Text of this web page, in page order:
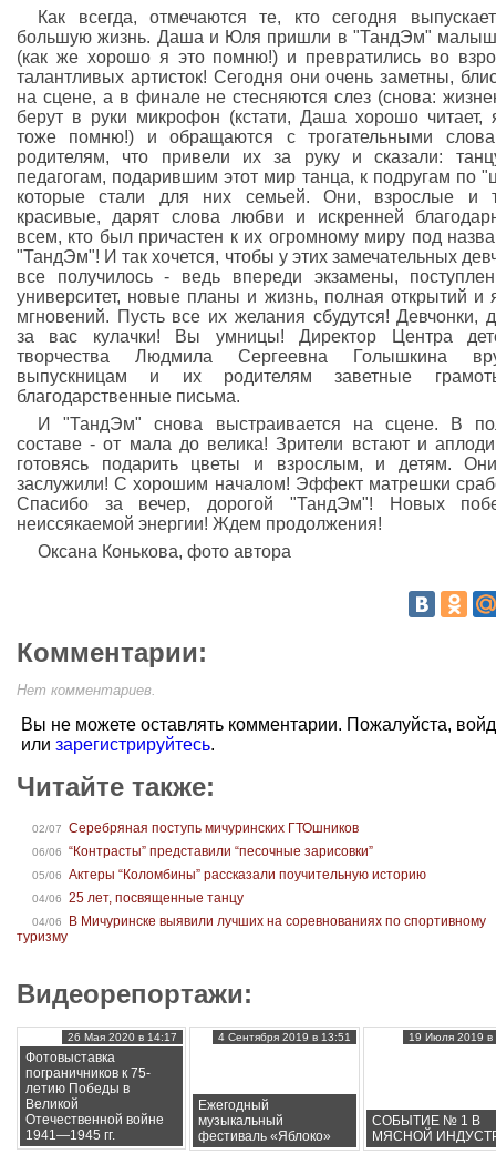
Как всегда, отмечаются те, кто сегодня
большую жизнь. Даша и Юля пришли в "ТандЭм"
(как же хорошо я это помню!) и превратились во
талантливых артисток! Сегодня они очень заметны,
на сцене, а в финале не стесняются слез (снова:
берут в руки микрофон (кстати, Даша хорошо читает,
тоже помню!) и обращаются с трогательными
родителям, что привели их за руку и сказали:
педагогам, подарившим этот мир танца, к подругам по
которые стали для них семьей. Они, взрослые и
красивые, дарят слова любви и искренней
всем, кто был причастен к их огромному миру под
"ТандЭм"! И так хочется, чтобы у этих замечательных
все получилось - ведь впереди экзамены,
университет, новые планы и жизнь, полная открытий и
мгновений. Пусть все их желания сбудутся! Девчонки,
за вас кулачки! Вы умницы! Директор Центра
творчества Людмила Сергеевна Голышкина
выпускницам и их родителям заветные
благодарственные письма.
И "ТандЭм" снова выстраивается на сцене. В
составе - от мала до велика! Зрители встают и
готовясь подарить цветы и взрослым, и детям.
заслужили! С хорошим началом! Эффект матрешки
Спасибо за вечер, дорогой "ТандЭм"! Новых
неиссякаемой энергии! Ждем продолжения!
Оксана Конькова, фото автора
Комментарии:
Нет комментариев.
Вы не можете оставлять комментарии. Пожалуйста,
или зарегистрируйтесь.
Читайте также:
02/07 Серебряная поступь мичуринских ГТОшников
06/06 “Контрасты” представили “песочные зарисовки”
05/06 Актеры “Коломбины” рассказали поучительную историю
04/06 25 лет, посвященные танцу
04/06
В Мичуринске выявили лучших на соревнованиях по спортивному
туризму
Видеорепортажи:
Фотовыставка
пограничников к 75-
летию Победы в
Великой
Отечественной войне
1941—1945 гг.
26 Мая 2020 в 14:17
Ежегодный
музыкальный
фестиваль «Яблоко»
4 Сентября 2019 в 13:51
СОБЫТИЕ № 1 В
МЯСНОЙ
19 Июля 2019 в